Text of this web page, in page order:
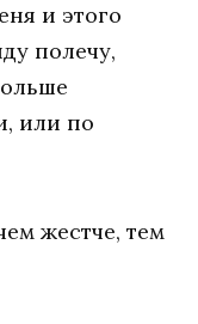
и этого
полечу,
или по
жестче, тем